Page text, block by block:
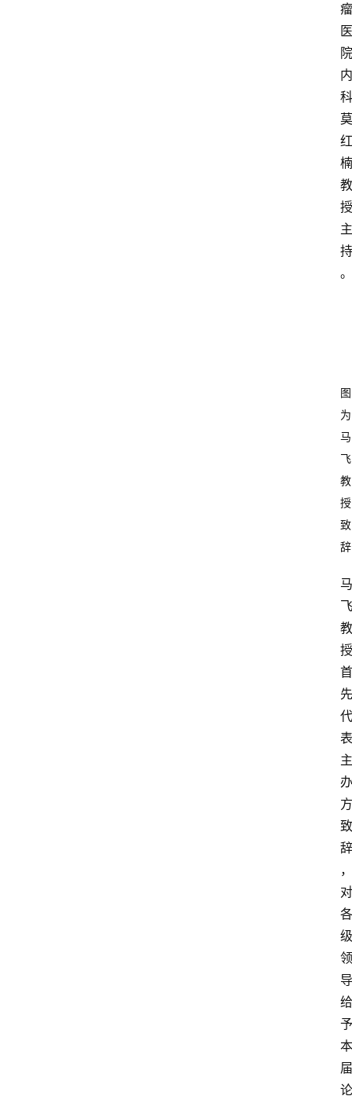
瘤
医
院
内
科
莫
红
楠
教
授
主
持
。
图
为
马
飞
教
授
致
辞
马
飞
教
授
首
先
代
表
主
办
方
致
辞
，
对
各
级
领
导
给
予
本
届
论